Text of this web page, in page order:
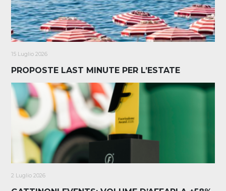
15 Luglio 2026
PROPOSTE LAST MINUTE PER L’ESTATE
2 Luglio 2026